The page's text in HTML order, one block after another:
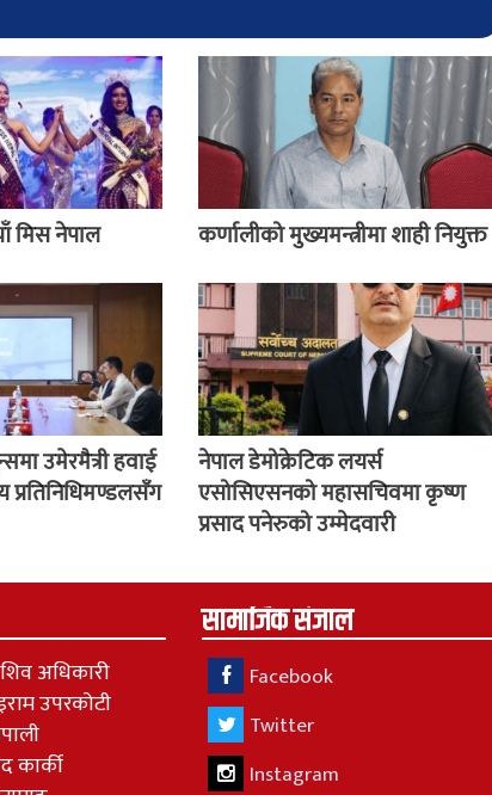
मिस नेपाल कर्णालीको मुख्यमन्त्रीमा शाही नियुक्त
उमेरमैत्री हवाई
प्रतिनिधिमण्डलसँग
नेपाल डेमोक्रेटिक लयर्स
एसोसिएसनको महासचिवमा कृष्ण
प्रसाद पनेरुको उम्मेदवारी
अधिकारी
उपरकोटी
कार्की
सामाजिक संजाल
Facebook
Twitter
Instagram